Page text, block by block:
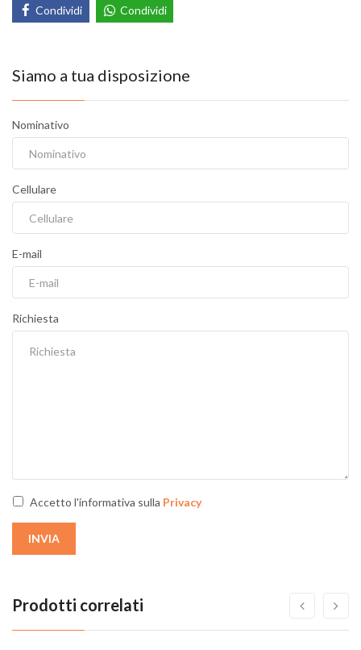
Condividi Condividi
Siamo a tua disposizione
Nominativo
Cellulare
E-mail
Richiesta
Accetto l'informativa sulla Privacy
INVIA
Prodotti correlati